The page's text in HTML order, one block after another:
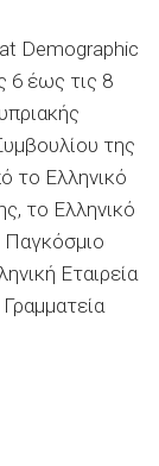
Demographic
6 έως τις 8
της
το Ελληνικό
το Ελληνικό
Εταιρεία